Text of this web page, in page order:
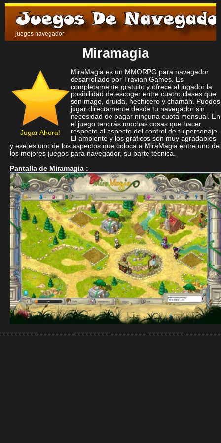
juegos navegador
Miramagia
Jugar Ahora!
MiraMagia es un MMORPG para navegador
desarrollado por Travian Games. Es
completamente gratuito y ofrece al jugador la
posibilidad de escoger entre cuatro clases que
son mago, druida, hechicero y chamán. Puedes
jugar directamente desde tu navegador sin
necesidad de pagar ninguna cuota mensual. En
el juego tendrás muchas cosas que hacer
respecto al aspecto del control de tu personaje.
El ambiente y los gráficos son muy agradables
y ese es uno de los aspectos que coloca a MiraMagia entre uno de
los mejores juegos para navegador, su parte técnica.
Pantalla de Miramagia :